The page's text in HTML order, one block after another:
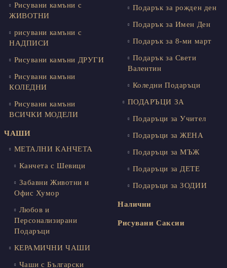
Рисувани камъни с
ЖИВОТНИ
рисувани камъни с
НАДПИСИ
Рисувани камъни ДРУГИ
Рисувани камъни
КОЛЕДНИ
Рисувани камъни
ВСИЧКИ МОДЕЛИ
ЧАШИ
МЕТАЛНИ КАНЧЕТА
Канчета с Шевици
Забавни Животни и
Офис Хумор
Любов и
Персонализирани
Подаръци
КЕРАМИЧНИ ЧАШИ
Чаши с Български
Подарък за рожден ден
Подарък за Имен Ден
Подарък за 8-ми март
Подарък за Свети
Валентин
Коледни Подаръци
ПОДАРЪЦИ ЗА
Подаръци за Учител
Подаръци за ЖЕНА
Подаръци за МЪЖ
Подаръци за ДЕТЕ
Подаръци за ЗОДИИ
Налични
Рисувани Саксии